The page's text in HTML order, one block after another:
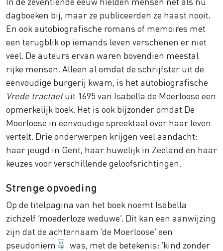
dagboeken bij, maar ze publiceerden ze haast nooit.
En ook autobiografische romans of memoires met
een terugblik op iemands leven verschenen er niet
veel. De auteurs ervan waren bovendien meestal
rijke mensen. Alleen al omdat de schrijfster uit de
eenvoudige burgerij kwam, is het autobiografische
Vrede tractaetuit 1695 van Isabella de Moerloose een
opmerkelijk boek. Het is ook bijzonder omdat De
Moerloose in eenvoudige spreektaal over haar leven
vertelt. Drie onderwerpen krijgen veel aandacht:
haar jeugd in Gent, haar huwelijk in Zeeland en haar
keuzes voor verschillende geloofsrichtingen.
Strenge opvoeding
Op de titelpagina van het boek noemt Isabella
zichzelf ‘moederloze weduwe’. Dit kan een aanwijzing
zijn dat de achternaam ‘de Moerloose’ een
pseudoniem
schuilnaam
was, met de betekenis: ‘kind zonder